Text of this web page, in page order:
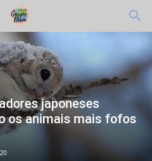
japoneses
os animais mais fofos